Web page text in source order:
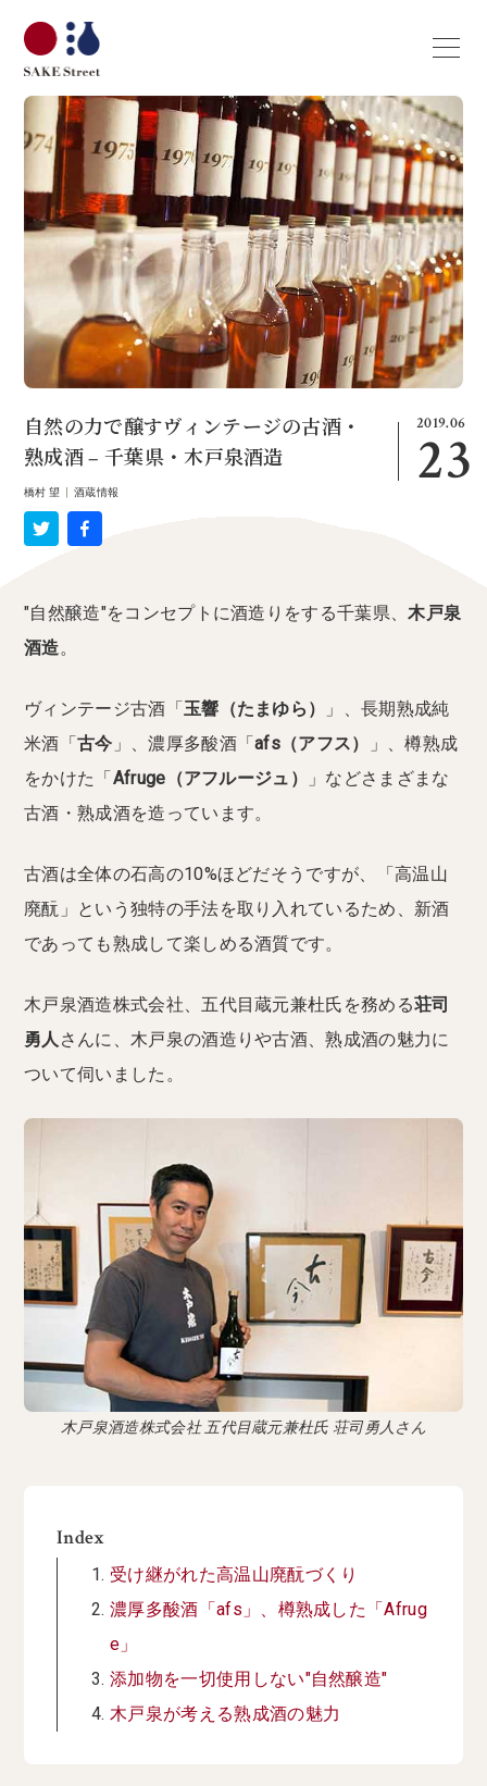
2019.06
23
自然の力で醸すヴィンテージの古酒・
熟成酒 − 千葉県・木戸泉酒造
橋村 望 酒蔵情報
"自然醸造"をコンセプトに酒造りをする千葉県、木戸泉
酒造。
ヴィンテージ古酒「 玉響（たまゆら）
」、長期熟成純
米酒「 古今 」、濃厚多酸酒「afs（アフス）
」、樽熟成
をかけた「 Afruge（アフルージュ）
」などさまざまな
古酒・熟成酒を造っています。
古酒は全体の石高の10%ほどだそうですが、「高温山
廃酛」という独特の手法を取り入れているため、新酒
であっても熟成して楽しめる酒質です。
木戸泉酒造株式会社、五代目蔵元兼杜氏を務める荘司
勇人 さんに、木戸泉の酒造りや古酒、熟成酒の魅力に
ついて伺いました。
木戸泉酒造株式会社 五代目蔵元兼杜氏 荘司勇人さん
Index
受け継がれた高温山廃酛づくり
濃厚多酸酒「afs」、樽熟成した「Afrug
e」
添加物を一切使用しない"自然醸造"
木戸泉が考える熟成酒の魅力